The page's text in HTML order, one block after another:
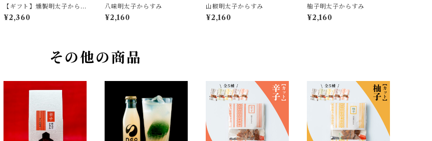
【ギフト】燻製明太子から
すみ
¥2,360
八味明太子からすみ
¥2,160
山椒明太子からすみ
¥2,160
柚子明太子からすみ
¥2,160
その他の商品